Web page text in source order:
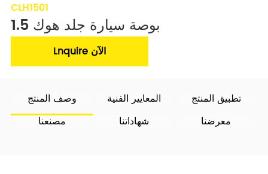
CLH1501
1.5 بوصة سيارة جلد هوك
Lnquire الآن
وصف المنتج المعايير الفنية
تطبيق المنتج
مصنعنا
شهاداتنا معرضنا